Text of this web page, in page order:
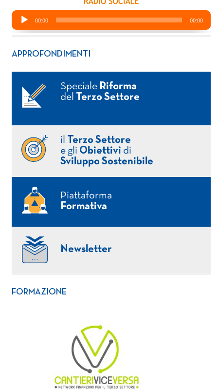
APPROFONDIMENTI
Speciale Riforma
del
Terzo Settore
il
Terzo Settore
e gli Obiettivi di
Sviluppo Sostenibile
Piattaforma
Formativa
Newsletter
FORMAZIONE